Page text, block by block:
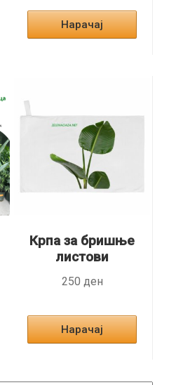
Нарачај
Крпа за бришње
листови
250 ден
Нарачај